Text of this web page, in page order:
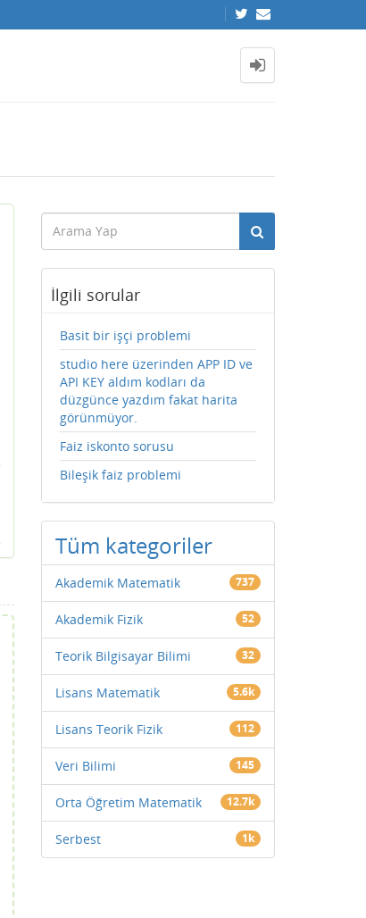
İlgili sorular
Basit bir işçi problemi
studio here üzerinden APP ID ve
API KEY aldım kodları da
düzgünce yazdım fakat harita
görünmüyor.
Faiz iskonto sorusu
Bileşik faiz problemi
Tüm kategoriler
Akademik Matematik 737
Akademik Fizik 52
Teorik Bilgisayar Bilimi 32
Lisans Matematik 5.6k
Lisans Teorik Fizik 112
Veri Bilimi 145
Orta Öğretim Matematik 12.7k
Serbest 1k